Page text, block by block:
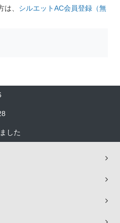
、 シルエットAC会員登録（無
した